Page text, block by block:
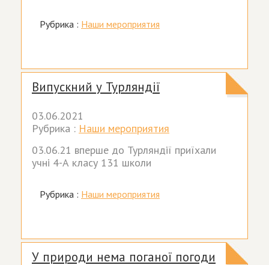
Рубрика : Наши мероприятия
Випускний у Турляндії
03.06.2021
Рубрика : Наши мероприятия
03.06.21 вперше до Турляндії приїхали
учні 4-А класу 131 школи
Рубрика : Наши мероприятия
У природи нема поганої погоди